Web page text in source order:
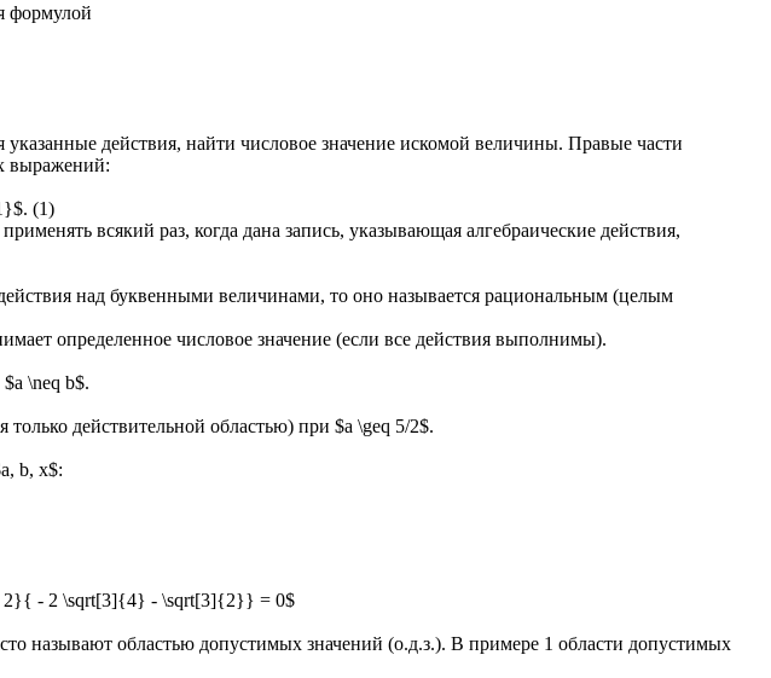
формулой
действия, найти числовое значение искомой величины. Правые части
выражений:
(1)
всякий раз, когда дана запись, указывающая алгебраические действия,
над буквенными величинами, то оно называется рациональным (целым
определенное числовое значение (если все действия выполнимы).
\neq b$.
действительной областью) при $a \geq 5/2$.
b, x$:
- 2 \sqrt[3]{4} - \sqrt[3]{2}} = 0$
называют областью допустимых значений (о.д.з.). В примере 1 области допустимых